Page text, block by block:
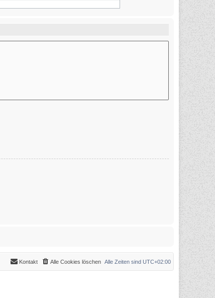
Alle Zeiten sind UTC+02:00
Alle Cookies löschen
Kontakt